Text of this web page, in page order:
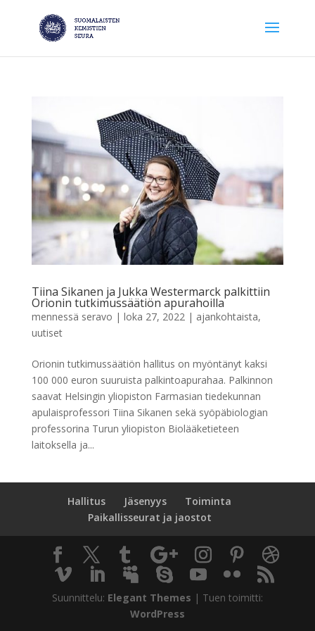
Tiina Sikanen ja Jukka Westermarck palkittiin
Orionin tutkimussäätiön apurahoilla
mennessä seravo | loka 27, 2022| ajankohtaista,
uutiset
Orionin tutkimussäätiön hallitus on myöntänyt kaksi
100 000 euron suuruista palkintoapurahaa. Palkinnon
saavat Helsingin yliopiston Farmasian tiedekunnan
apulaisprofessori Tiina Sikanen sekä syöpäbiologian
professorina Turun yliopiston Biolääketieteen
laitoksella ja...
Hallitus Jäsenyys
Toiminta
Paikallisseurat ja jaostot
Suunnittelu: Elegant Themes | Tuen toimitti:
WordPress